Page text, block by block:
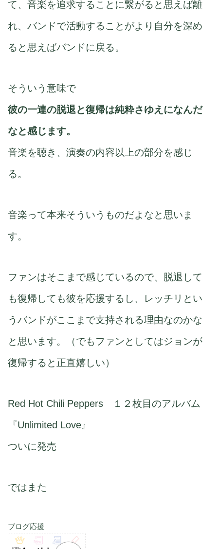
て、音楽を追求することに繋がると思えば離
れ、バンドで活動することがより自分を深め
ると思えばバンドに戻る。
そういう意味で
彼の一連の脱退と復帰は純粋さゆえになんだ
なと感じます。
音楽を聴き、演奏の内容以上の部分を感じ
る。
音楽って本来そういうものだよなと思いま
す。
ファンはそこまで感じているので、脱退して
も復帰しても彼を応援するし、レッチリとい
うバンドがここまで支持される理由なのかな
と思います。（でもファンとしてはジョンが
復帰すると正直嬉しい）
Red Hot Chili Peppers １２枚目のアルバム
『Unlimited Love』
ついに発売
ではまた
ブログ応援